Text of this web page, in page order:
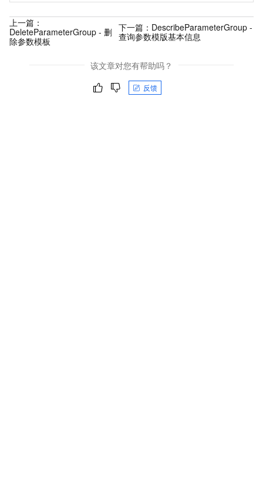
上一篇：
DeleteParameterGroup - 删
除参数模板
下一篇： DescribeParameterGroup -
查询参数模版基本信息
该文章对您有帮助吗？
反馈